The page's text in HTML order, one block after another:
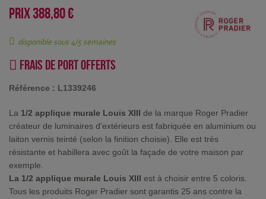
PRIX388,80 €
disponible sous 4/5 semaines
Frais de port offerts
Référence : L1339246
La 1/2 applique murale Louis XIII de la marque Roger Pradier
créateur de luminaires d'extérieurs est fabriquée en aluminium ou
laiton vernis teinté (selon la finition choisie). Elle est très
résistante et habillera avec goût la façade de votre maison par
exemple.
La 1/2 applique murale Louis XIII est à choisir entre 5 coloris.
Tous les produits Roger Pradier sont garantis 25 ans contre la